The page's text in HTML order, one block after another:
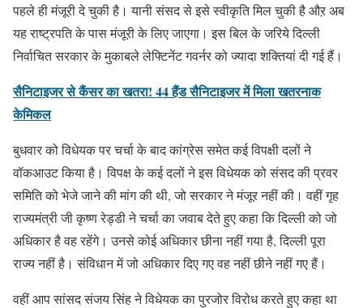
पहले ही मंजूरी दे चुकी है। यानी संसद से इसे स्वीकृति मिल चुकी है औऱ अब
यह राष्ट्रपति के पास मंजूरी के लिए जाएगा। इस बिल के जरिये दिल्ली
निर्वाचित सरकार के मुकाबले लेफ्टिनेंट गवर्नर को ज्यादा शक्तियां दी गई हैं।
सैनिटाइजर से कैंसर का खतरा! 44 हैंड सैनिटाइजर में मिला खतरनाक
केमिकल
बुधवार को विधेयक पर चर्चा के बाद कांग्रेस समेत कई विपक्षी दलों ने
वॉकआउट किया है। विपक्ष के कई दलों ने इस विधेयक को संसद की प्रवर
समिति को भेजे जाने की मांग की थी, जो सरकार ने मंजूर नहीं की। वहीं गृह
राज्यमंत्री जी कृष्ण रेड्डी ने चर्चा का जवाब देते हुए कहा कि दिल्ली को जो
अधिकार है वह रहेंगे। उनसे कोई अधिकार छीना नहीं गया है, दिल्ली पूरा
राज्य नहीं है। संविधान में जो अधिकार दिए गए वह नहीं छीने नहीं गए हैं।
वहीं आप सांसद संजय सिंह ने विधेयक का पुरजोर विरोध करते हुए कहा था